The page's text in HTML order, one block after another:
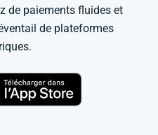
de paiements fluides et
de plateformes